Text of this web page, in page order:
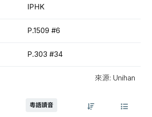
IPHK
P.1509 #6
P.303 #34
來源: Unihan
粵語讀音